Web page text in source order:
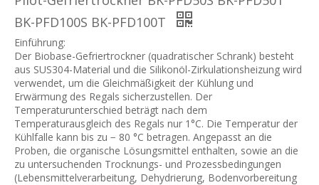
BK-PFD100S BK-PFD100T
Einführung:
Der Biobase-Gefriertrockner (quadratischer Schrank) besteht
aus SUS304-Material und die Silikonöl-Zirkulationsheizung wird
verwendet, um die Gleichmäßigkeit der Kühlung und
Erwärmung des Regals sicherzustellen. Der
Temperaturunterschied beträgt nach dem
Temperaturausgleich des Regals nur 1°C. Die Temperatur der
Kühlfalle kann bis zu − 80 °C betragen. Angepasst an die
Proben, die organische Lösungsmittel enthalten, sowie an die
zu untersuchenden Trocknungs- und Prozessbedingungen
(Lebensmittelverarbeitung, Dehydrierung, Bodenvorbereitung